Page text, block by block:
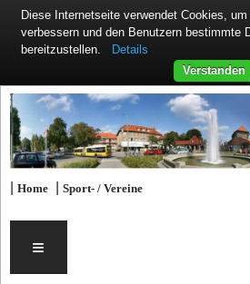
|Home |Sport- / Vereine
≡
Diese Internetseite verwendet Cookies,
verbessern und den Benutzern bestimmte
bereitzustellen.
Details
Verstanden